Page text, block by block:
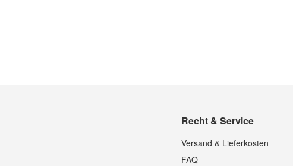
Recht & Service
Versand & Lieferkosten
FAQ